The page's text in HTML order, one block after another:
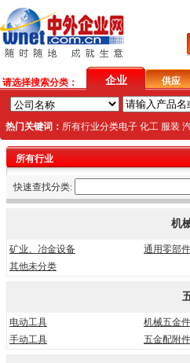
请选择搜索分类： 企业 供应
热门关键词： 所有行业分类电子 化工 服装
所有行业
快速查找分类:
机
矿业、冶金设备 通用零部件
其他未分类
电动工具 机械五金件
手动工具
五金配附件